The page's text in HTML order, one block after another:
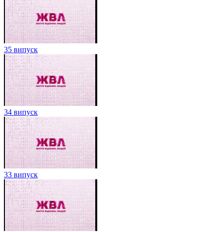
35 випуск
34 випуск
33 випуск